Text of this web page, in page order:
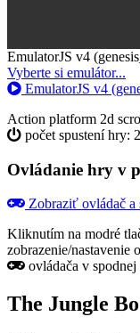
EmulatorJS v4
Vyberte si emulátor...
EmulatorJS v4
Action platform 2d
počet spustení hry:
Ovládanie hry v
Zobraziť ovládač a
Kliknutím na modré
zobrazenie/nastavenie
ovládača v
The Jungle